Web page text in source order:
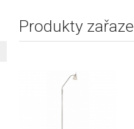
Produkty